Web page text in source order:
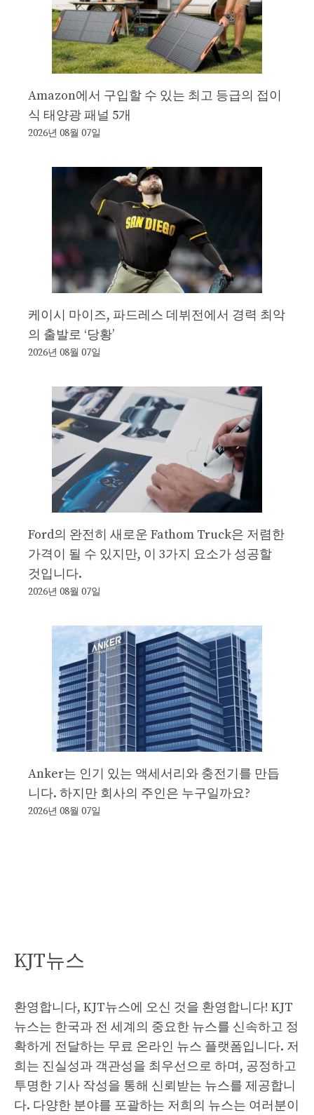
Amazon에서 구입할 수 있는 최고 등급의 접이
식 태양광 패널 5개
2026년 08월 07일
케이시 마이즈, 파드레스 데뷔전에서 경력 최악
의 출발로 ‘당황’
2026년 08월 07일
Ford의 완전히 새로운 Fathom Truck은 저렴한
가격이 될 수 있지만, 이 3가지 요소가 성공할
것입니다.
2026년 08월 07일
Anker는 인기 있는 액세서리와 충전기를 만듭
니다. 하지만 회사의 주인은 누구일까요?
2026년 08월 07일
KJT뉴스
환영합니다, KJT뉴스에 오신 것을 환영합니다! KJT
뉴스는 한국과 전 세계의 중요한 뉴스를 신속하고 정
확하게 전달하는 무료 온라인 뉴스 플랫폼입니다. 저
희는 진실성과 객관성을 최우선으로 하며, 공정하고
투명한 기사 작성을 통해 신뢰받는 뉴스를 제공합니
다. 다양한 분야를 포괄하는 저희의 뉴스는 여러분이